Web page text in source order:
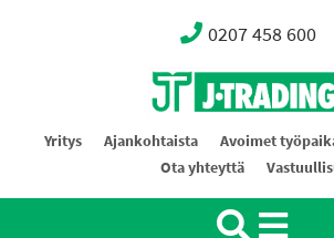
0207 458 600
Oy J-Trading Ab
Yritys Ajankohtaista Avoimet
Ota yhteyttä